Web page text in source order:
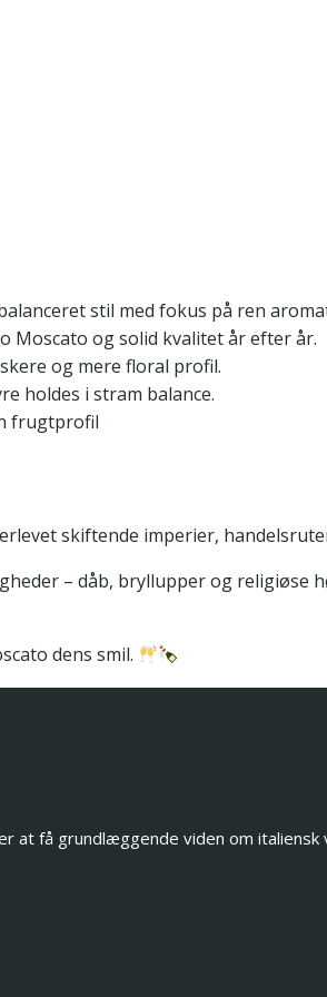
stil med fokus på ren
og solid kvalitet år efter år.
og mere floral profil.
holdes i stram balance.
frugtprofil
skiftende imperier,
– dåb, bryllupper og religiøse
dens smil.
få grundlæggende viden om italiensk